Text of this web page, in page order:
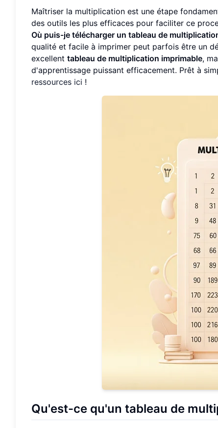
Maîtriser la multiplication est une étape
des outils les plus efficaces pour faciliter ce
Où puis-je télécharger un tableau de
qualité et facile à imprimer peut parfois être un
excellent tableau de multiplication imprimable,
d'apprentissage puissant efficacement. Prêt à
ressources ici !
Qu'est-ce qu'un tableau de